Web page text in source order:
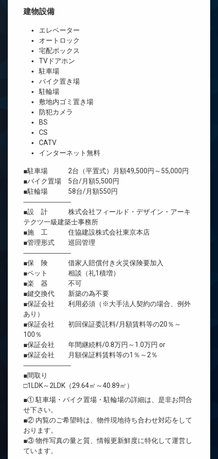
建物設備
エレベーター
オートロック
宅配ボックス
TVドアホン
駐車場
バイク置き場
駐輪場
敷地内ゴミ置き場
防犯カメラ
BS
CS
CATV
インターネット無料
■駐車場 2台（平置式）月額49,500円～55,000円
■バイク置場 5台/月額5,500円
■駐輪場 58台/月額550円
―――――――
■設 計 株式会社フィールド・デザイン・アーキ
テクツ一級建築士事務所
■施 工 住協建設株式会社東京本店
■管理形式 巡回管理
―――――――
■保 険 借家人賠償付き火災保険要加入
■ペット 相談（礼1積増）
■楽 器 不可
■鍵交換代 新築の為不要
■保証会社 利用必須（※大手法人契約の場合、例外
あり）
■保証会社 初回保証委託料/月額賃料等の20％～
100％
■保証会社 年間継続料/0.8万円～1.0万円 or
■保証会社 月額保証料賃料等の1％～2％
―――――――
■間取り
□1LDK～2LDK（29.64㎡～40.89㎡）
■① 駐車場・バイク置場・駐輪場の詳細は、是非お問合
せ下さい。
■② 内覧のご希望時は、物件現地待ち合わせ対応をして
おります。
■③ 物件写真の量と質、情報更新鮮度に特化して運営し
ています。